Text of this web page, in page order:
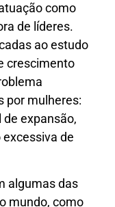
como
de líderes.
ao estudo
crescimento
por mulheres:
expansão,
de
algumas das
mundo, como